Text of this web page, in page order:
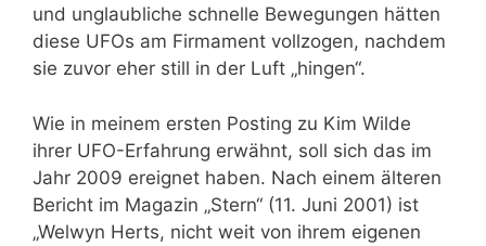
und unglaubliche schnelle Bewegungen hätten
diese UFOs am Firmament vollzogen, nachdem
sie zuvor eher still in der Luft „hingen“.
Wie in meinem ersten Posting zu Kim Wilde
ihrer UFO-Erfahrung erwähnt, soll sich das im
Jahr 2009 ereignet haben. Nach einem älteren
Bericht im Magazin „Stern“ (11. Juni 2001) ist
„Welwyn Herts, nicht weit von ihrem eigenen